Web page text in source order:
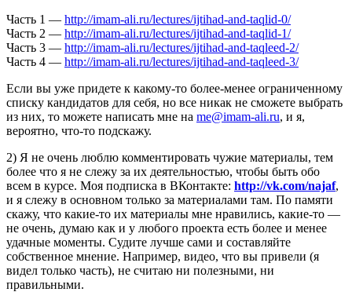
Часть 1 — http://imam-ali.ru/lectures/ijtihad-and-taqlid-0/
Часть 2 — http://imam-ali.ru/lectures/ijtihad-and-taqlid-1/
Часть 3 — http://imam-ali.ru/lectures/ijtihad-and-taqleed-2/
Часть 4 — http://imam-ali.ru/lectures/ijtihad-and-taqleed-3/
Если вы уже придете к какому-то более-менее ограниченному
списку кандидатов для себя, но все никак не сможете выбрать
из них, то можете написать мне на me@imam-ali.ru, и я,
вероятно, что-то подскажу.
2) Я не очень люблю комментировать чужие материалы, тем
более что я не слежу за их деятельностью, чтобы быть обо
всем в курсе. Моя подписка в ВКонтакте: http://vk.com/najaf,
и я слежу в основном только за материалами там. По памяти
скажу, что какие-то их материалы мне нравились, какие-то —
не очень, думаю как и у любого проекта есть более и менее
удачные моменты. Судите лучше сами и составляйте
собственное мнение. Например, видео, что вы привели (я
видел только часть), не считаю ни полезными, ни
правильными.